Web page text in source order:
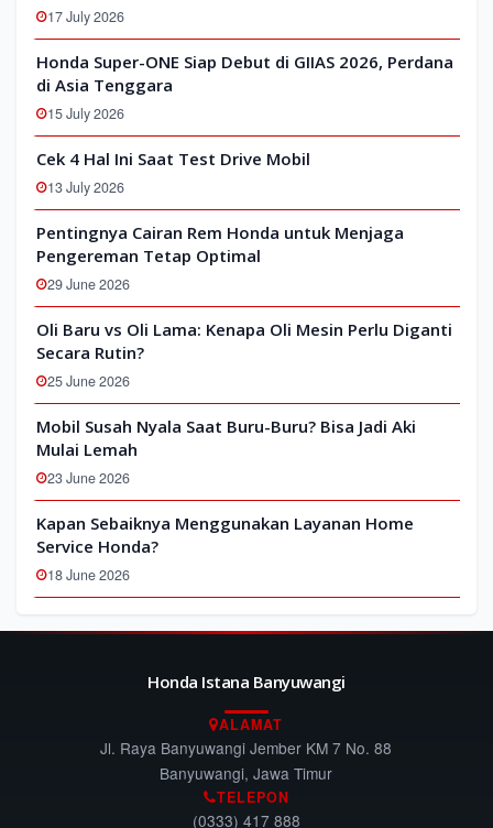
17 July 2026
Honda Super-ONE Siap Debut di GIIAS 2026, Perdana
di Asia Tenggara
15 July 2026
Cek 4 Hal Ini Saat Test Drive Mobil
13 July 2026
Pentingnya Cairan Rem Honda untuk Menjaga
Pengereman Tetap Optimal
29 June 2026
Oli Baru vs Oli Lama: Kenapa Oli Mesin Perlu Diganti
Secara Rutin?
25 June 2026
Mobil Susah Nyala Saat Buru-Buru? Bisa Jadi Aki
Mulai Lemah
23 June 2026
Kapan Sebaiknya Menggunakan Layanan Home
Service Honda?
18 June 2026
Honda Istana Banyuwangi
ALAMAT
Jl. Raya Banyuwangi Jember KM 7 No. 88
Banyuwangi, Jawa Timur
TELEPON
(0333) 417 888